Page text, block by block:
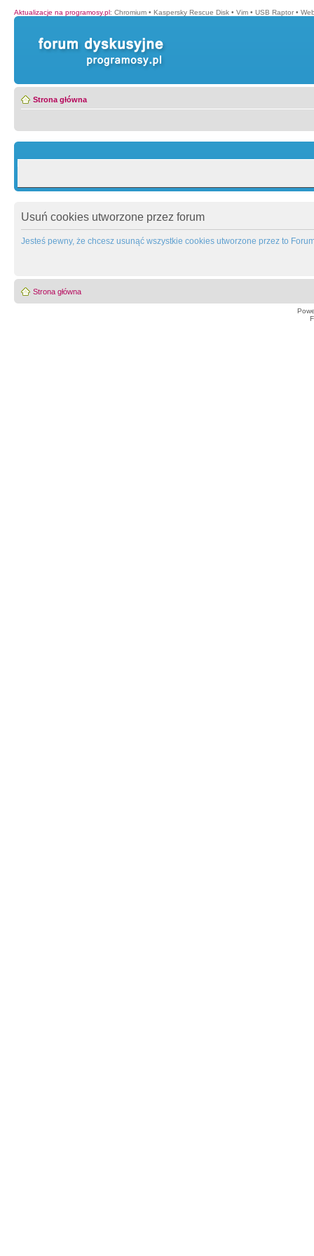
Aktualizacje na programosy.pl: Chromium • Kaspersky Rescue Disk • Vim • USB Raptor •
Strona główna
Usuń cookies utworzone przez forum
Jesteś pewny, że chcesz usunąć wszystkie cookies utworzone przez to
Strona główna